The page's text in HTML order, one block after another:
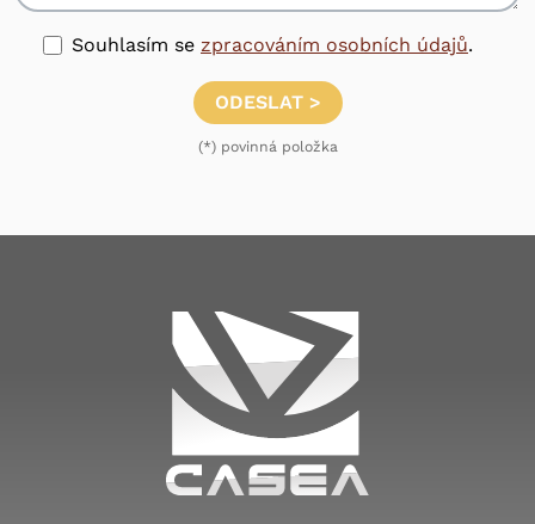
Souhlasím se zpracováním osobních údajů.
ODESLAT >
(*) povinná položka